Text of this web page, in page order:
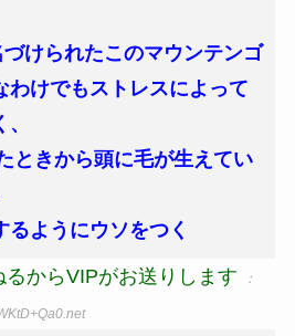
けられたこのマウンテンゴ
わけでもストレスによって
ときから頭に毛が生えてい
るようにウソをつく
からVIPがお送りします ：